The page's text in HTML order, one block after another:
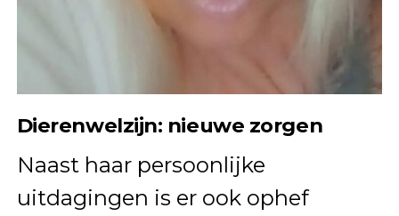
Dierenwelzijn: nieuwe zorgen
Naast haar persoonlijke
uitdagingen is er ook ophef